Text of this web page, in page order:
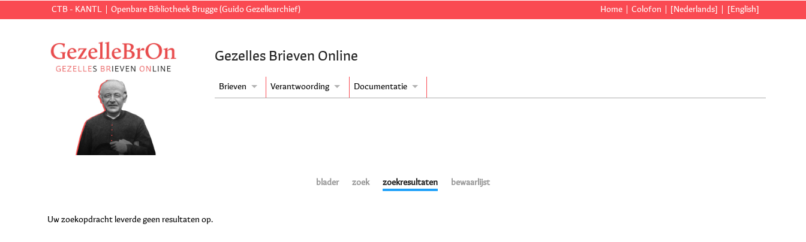
CTB - KANTL Openbare Bibliotheek Brugge (Guido Gezellearchief) Home Colofon [Nederlands] [English]
Gezelles Brieven Online
Brieven Verantwoording Documentatie
blader zoek zoekresultaten bewaarlijst
Uw zoekopdracht leverde geen resultaten op.